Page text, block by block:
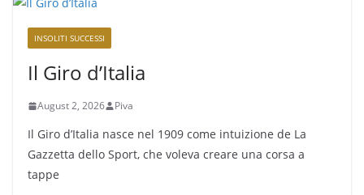
INSOLITI SUCCESSI
Il Giro d’Italia
August 2, 2026 Piva
Il Giro d’Italia nasce nel 1909 come intuizione de La
Gazzetta dello Sport, che voleva creare una corsa a
tappe